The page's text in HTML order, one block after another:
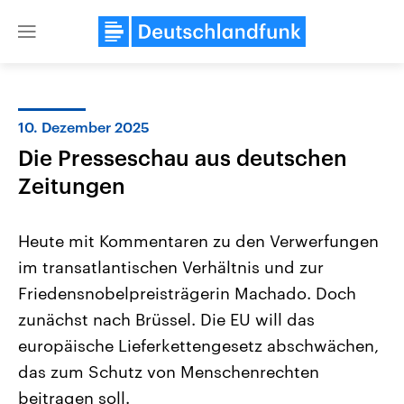
Close
Landtagswahl Sachsen-Anhalt
2026
Alle Informationen
Sachsen-Anhalt wählt am 6.
September 2026 einen neuen
Bundesland von einer Koalition aus
USA
Aktuelle Beiträge,
Hintergründe
Wirtschaftlich und
gehören die Vereinigten
10. Dezember 2025
Die Presseschau aus deutschen
Zeitungen
Heute mit Kommentaren zu den Verwerfungen
im transatlantischen Verhältnis und zur
Friedensnobelpreisträgerin Machado. Doch
zunächst nach Brüssel. Die EU will das
europäische Lieferkettengesetz abschwächen,
das zum Schutz von Menschenrechten
beitragen soll.